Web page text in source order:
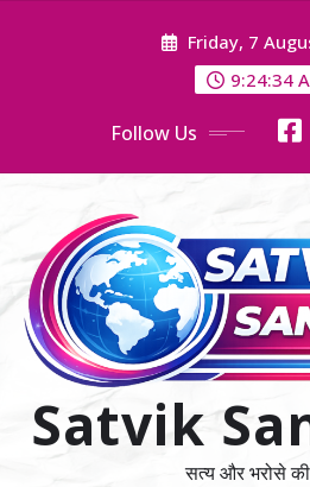
Friday, 7
9:24:35
Follow Us
Satvik
सत्य और भरोसे